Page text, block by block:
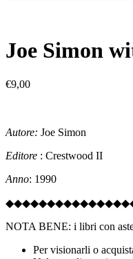
Joe Simon
€9,00
Autore: Joe Simon
Editore : Crestwood II
Anno: 1990
NOTA BENE: i libri con
Per visionarli o